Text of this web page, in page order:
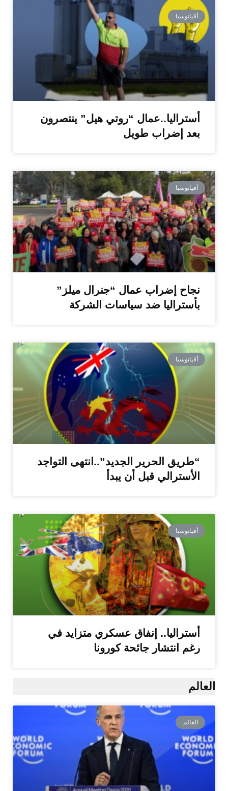
أقيانوسيا
أستراليا..عمال “روتي هيل” ينتصرون
بعد إضراب طويل
أقيانوسيا
نجاح إضراب عمال “جنرال ميلز”
بأستراليا ضد سياسات الشركة
أقيانوسيا
“طريق الحرير الجديد”..انتهى التواجد
الأسترالي قبل أن يبدأ
أقيانوسيا
أستراليا.. إنفاق عسكري متزايد في
رغم انتشار جائحة كورونا
العالم
العالم